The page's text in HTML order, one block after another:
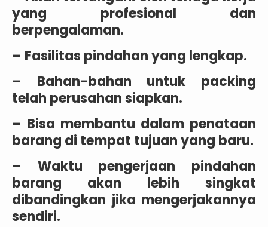
yang profesional dan
berpengalaman.
– Fasilitas pindahan yang lengkap.
– Bahan-bahan untuk packing
telah perusahan siapkan.
– Bisa membantu dalam penataan
barang di tempat tujuan yang baru.
– Waktu pengerjaan pindahan
barang akan lebih singkat
dibandingkan jika mengerjakannya
sendiri.